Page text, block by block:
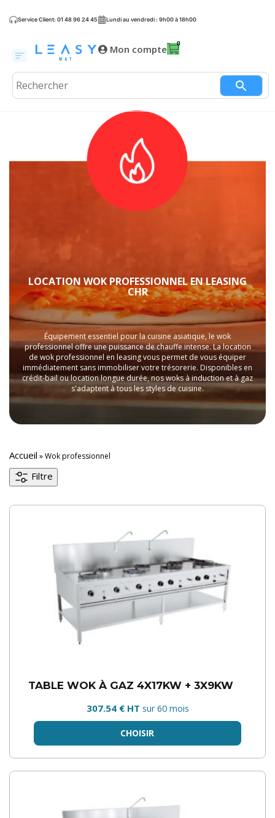
Service Client: 01 48 96 24 45 Lundi au vendredi : 9h00 à 18h00
Mon compte
LOCATION WOK PROFESSIONNEL EN LEASING
CHR
Équipement essentiel pour la cuisine asiatique, le wok
professionnel offre une puissance de chauffe intense. La location
de wok professionnel en leasing vous permet de vous équiper
immédiatement sans immobiliser votre trésorerie. Disponibles en
crédit-bail ou location longue durée, nos woks à induction et à gaz
s'adaptent à tous les styles de cuisine.
Accueil »Wok professionnel
Filtre
TABLE WOK À GAZ 4X17KW + 3X9KW
307.54 € HT sur 60 mois
CHOISIR